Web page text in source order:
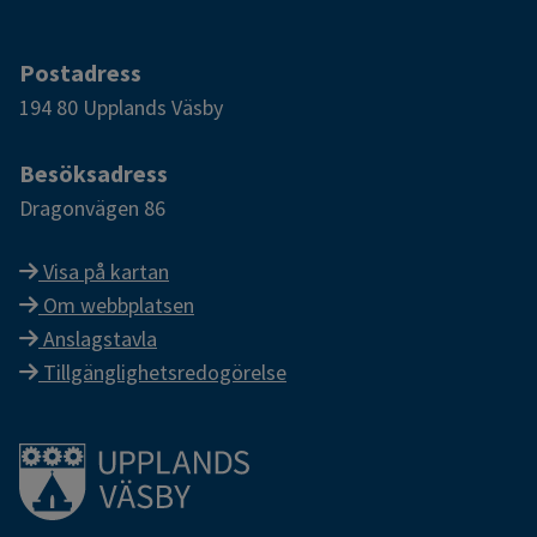
Postadress
194 80 Upplands Väsby
Besöksadress
Dragonvägen 86
Visa på kartan
Om webbplatsen
Anslagstavla
Tillgänglighetsredogörelse